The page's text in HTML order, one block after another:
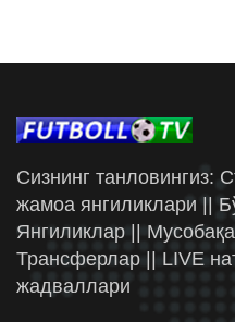
Сизнинг танловингиз:
жамоа янгиликлари ||
Янгиликлар ||
Трансферлар || LIVE
жадваллари